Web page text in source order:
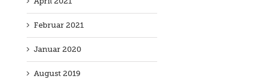
Februar 2021
Januar 2020
August 2019